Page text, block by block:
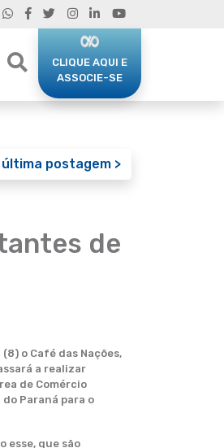
CLIQUE AQUI E
ASSOCIE-SE
postagem >
de
o Café das Nações,
a realizar
de Comércio
Paraná para o
esse, que são